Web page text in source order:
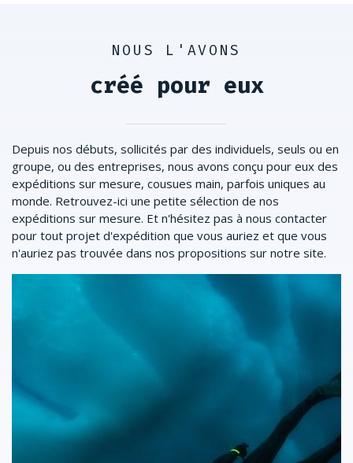
NOUS L'AVONS
créé pour eux
Depuis nos débuts, sollicités par des individuels, seuls ou en
groupe, ou des entreprises, nous avons conçu pour eux des
expéditions sur mesure, cousues main, parfois uniques au
monde. Retrouvez-ici une petite sélection de nos
expéditions sur mesure. Et n'hésitez pas à nous contacter
pour tout projet d'expédition que vous auriez et que vous
n'auriez pas trouvée dans nos propositions sur notre site.